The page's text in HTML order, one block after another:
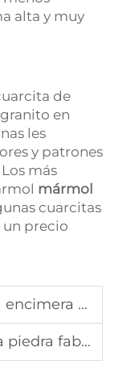
alta y muy
de
en
les
y patrones
más
mármol
cuarcitas
un precio
de cuarcita?
por el hombre?